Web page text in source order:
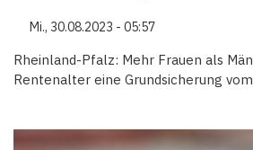
Mi., 30.08.2023 - 05:57
Rheinland-Pfalz: Mehr Frauen als
Rentenalter eine Grundsicherung